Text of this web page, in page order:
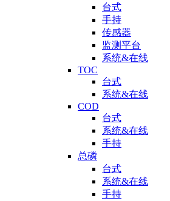
台式
手持
传感器
监测平台
系统&在线
TOC
台式
系统&在线
COD
台式
系统&在线
手持
总磷
台式
系统&在线
手持